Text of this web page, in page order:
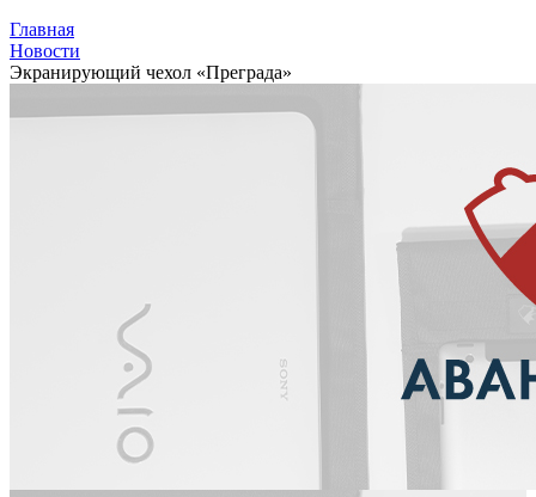
Главная
Новости
Экранирующий чехол «Преграда»